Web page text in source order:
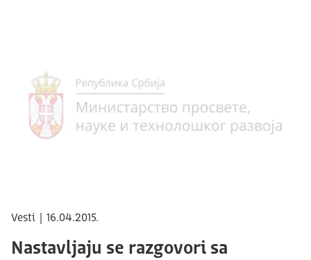
Vesti | 16.04.2015.
Nastavljaju se razgovori sa